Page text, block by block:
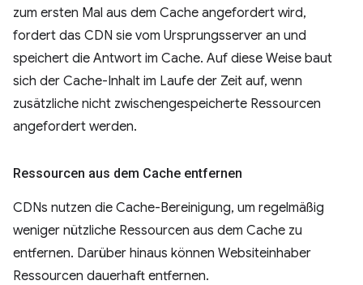
zum ersten Mal aus dem Cache angefordert wird,
fordert das CDN sie vom Ursprungsserver an und
speichert die Antwort im Cache. Auf diese Weise baut
sich der Cache-Inhalt im Laufe der Zeit auf, wenn
zusätzliche nicht zwischengespeicherte Ressourcen
angefordert werden.
Ressourcen aus dem Cache entfernen
CDNs nutzen die Cache-Bereinigung, um regelmäßig
weniger nützliche Ressourcen aus dem Cache zu
entfernen. Darüber hinaus können Websiteinhaber
Ressourcen dauerhaft entfernen.